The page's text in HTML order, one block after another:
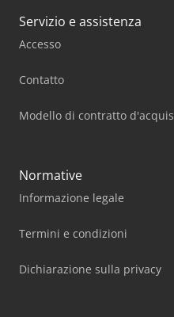
Servizio e assistenza
Accesso
Contatto
Modello di contratto
Normative
Informazione legale
Termini e condizioni
Dichiarazione sulla privacy